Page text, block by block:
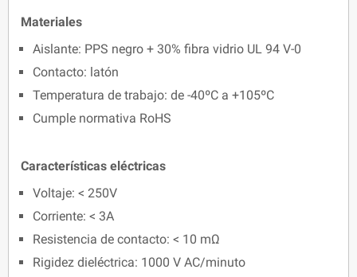
Materiales
Aislante: PPS negro + 30% fibra vidrio UL 94 V-0
Contacto: latón
Temperatura de trabajo: de -40ºC a +105ºC
Cumple normativa RoHS
Características eléctricas
Voltaje: < 250V
Corriente: < 3A
Resistencia de contacto: < 10 mΩ
Rigidez dieléctrica: 1000 V AC/minuto